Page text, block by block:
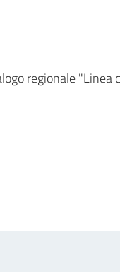
regionale